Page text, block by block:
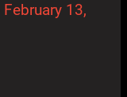
February 13,